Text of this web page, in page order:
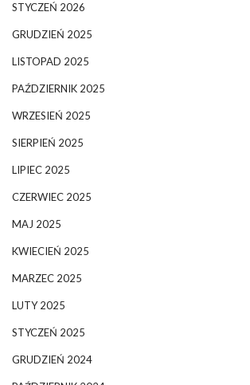
STYCZEŃ 2026
GRUDZIEŃ 2025
LISTOPAD 2025
PAŹDZIERNIK 2025
WRZESIEŃ 2025
SIERPIEŃ 2025
LIPIEC 2025
CZERWIEC 2025
MAJ 2025
KWIECIEŃ 2025
MARZEC 2025
LUTY 2025
STYCZEŃ 2025
GRUDZIEŃ 2024